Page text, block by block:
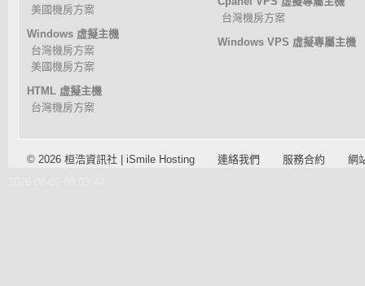
美國機房方案
Windows 虛擬主機
台灣機房方案
美國機房方案
HTML 虛擬主機
台灣機房方案
台灣機房方案
Windows VPS 虛擬專屬主機
© 2026 桓浩資訊社 | iSmile Hosting 連絡我們 服務合約
網